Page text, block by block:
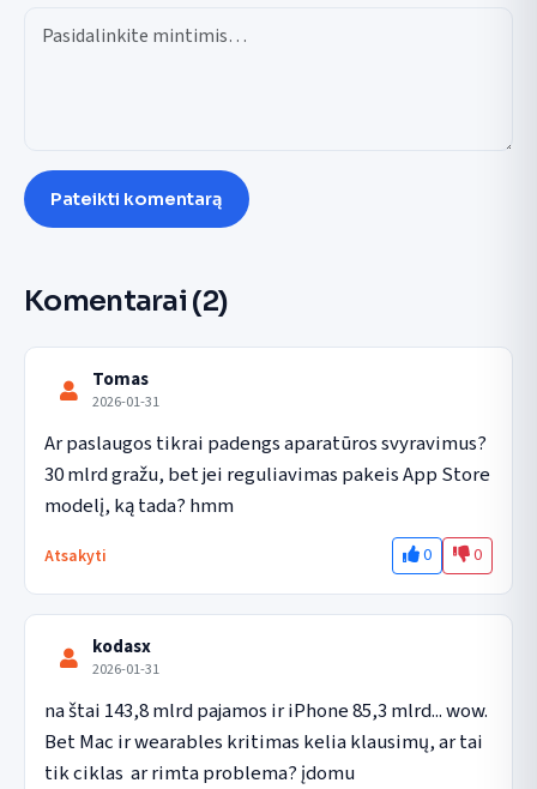
Pateikti komentarą
Komentarai (2)
Tomas
2026-01-31
Ar paslaugos tikrai padengs aparatūros svyravimus?
30 mlrd gražu, bet jei reguliavimas pakeis App Store
modelį, ką tada? hmm
Atsakyti 0 0
kodasx
2026-01-31
na štai 143,8 mlrd pajamos ir iPhone 85,3 mlrd... wow.
Bet Mac ir wearables kritimas kelia klausimų, ar tai
tik ciklas  ar rimta problema? įdomu